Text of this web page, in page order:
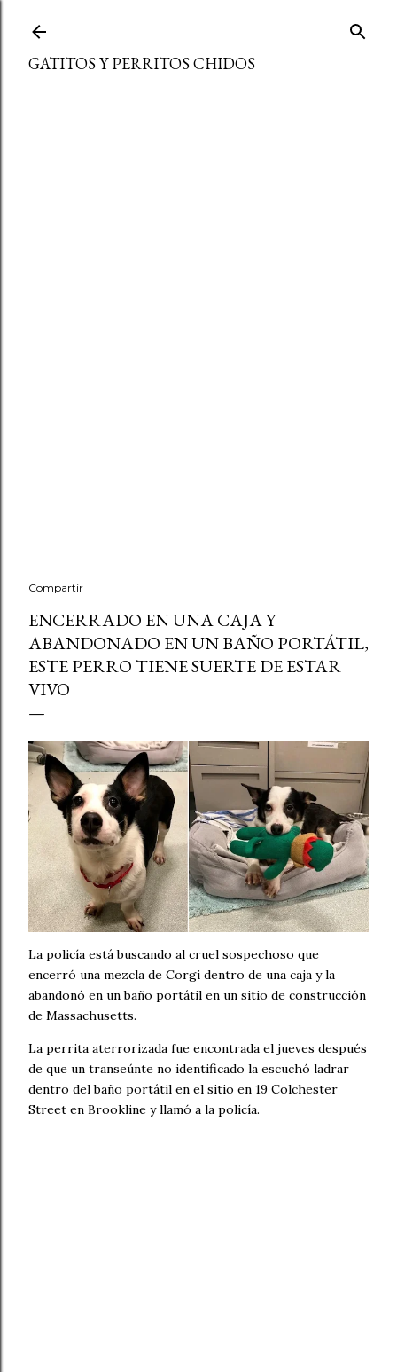
GATITOS Y PERRITOS CHIDOS
Compartir
ENCERRADO EN UNA CAJA Y
ABANDONADO EN UN BAÑO PORTÁTIL,
ESTE PERRO TIENE SUERTE DE ESTAR
VIVO
La policía está buscando al cruel sospechoso que
encerró una mezcla de Corgi dentro de una caja y la
abandonó en un baño portátil en un sitio de construcción
de Massachusetts.
La perrita aterrorizada fue encontrada el jueves después
de que un transeúnte no identificado la escuchó ladrar
dentro del baño portátil en el sitio en 19 Colchester
Street en Brookline y llamó a la policía.